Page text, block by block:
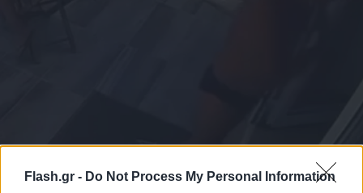
Flash.gr - Do Not Process My Personal Information